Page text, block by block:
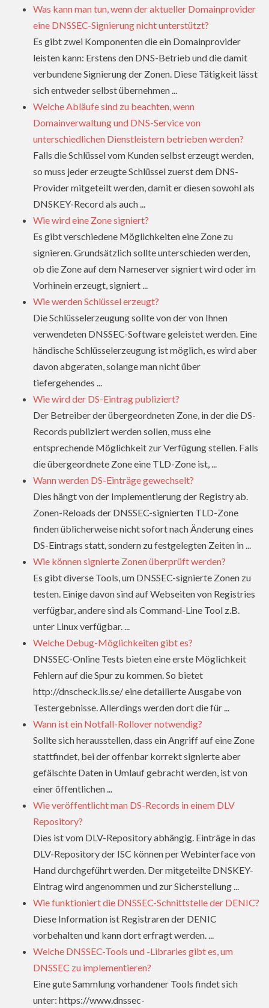
Was kann man tun, wenn der aktueller Domainprovider
eine DNSSEC-Signierung nicht unterstützt?
Es gibt zwei Komponenten die ein Domainprovider
leisten kann: Erstens den DNS-Betrieb und die damit
verbundene Signierung der Zonen. Diese Tätigkeit lässt
sich entweder selbst übernehmen ...
Welche Abläufe sind zu beachten, wenn
Domainverwaltung und DNS-Service von
unterschiedlichen Dienstleistern betrieben werden?
Falls die Schlüssel vom Kunden selbst erzeugt werden,
so muss jeder erzeugte Schlüssel zuerst dem DNS-
Provider mitgeteilt werden, damit er diesen sowohl als
DNSKEY-Record als auch ...
Wie wird eine Zone signiert?
Es gibt verschiedene Möglichkeiten eine Zone zu
signieren. Grundsätzlich sollte unterschieden werden,
ob die Zone auf dem Nameserver signiert wird oder im
Vorhinein erzeugt, signiert ...
Wie werden Schlüssel erzeugt?
Die Schlüsselerzeugung sollte von der von Ihnen
verwendeten DNSSEC-Software geleistet werden. Eine
händische Schlüsselerzeugung ist möglich, es wird aber
davon abgeraten, solange man nicht über
tiefergehendes ...
Wie wird der DS-Eintrag publiziert?
Der Betreiber der übergeordneten Zone, in der die DS-
Records publiziert werden sollen, muss eine
entsprechende Möglichkeit zur Verfügung stellen. Falls
die übergeordnete Zone eine TLD-Zone ist, ...
Wann werden DS-Einträge gewechselt?
Dies hängt von der Implementierung der Registry ab.
Zonen-Reloads der DNSSEC-signierten TLD-Zone
finden üblicherweise nicht sofort nach Änderung eines
DS-Eintrags statt, sondern zu festgelegten Zeiten in ...
Wie können signierte Zonen überprüft werden?
Es gibt diverse Tools, um DNSSEC-signierte Zonen zu
testen. Einige davon sind auf Webseiten von Registries
verfügbar, andere sind als Command-Line Tool z.B.
unter Linux verfügbar. ...
Welche Debug-Möglichkeiten gibt es?
DNSSEC-Online Tests bieten eine erste Möglichkeit
Fehlern auf die Spur zu kommen. So bietet
http://dnscheck.iis.se/ eine detailierte Ausgabe von
Testergebnisse. Allerdings werden dort die für ...
Wann ist ein Notfall-Rollover notwendig?
Sollte sich herausstellen, dass ein Angriff auf eine Zone
stattfindet, bei der offenbar korrekt signierte aber
gefälschte Daten in Umlauf gebracht werden, ist von
einer öffentlichen ...
Wie veröffentlicht man DS-Records in einem DLV
Repository?
Dies ist vom DLV-Repository abhängig. Einträge in das
DLV-Repository der ISC können per Webinterface von
Hand durchgeführt werden. Der mitgeteilte DNSKEY-
Eintrag wird angenommen und zur Sicherstellung ...
Wie funktioniert die DNSSEC-Schnittstelle der DENIC?
Diese Information ist Registraren der DENIC
vorbehalten und kann dort erfragt werden. ...
Welche DNSSEC-Tools und -Libraries gibt es, um
DNSSEC zu implementieren?
Eine gute Sammlung vorhandener Tools findet sich
unter: https://www.dnssec-